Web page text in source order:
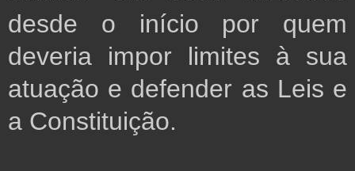
desde o início por quem
deveria impor limites à sua
atuação e defender as Leis e
a Constituição.